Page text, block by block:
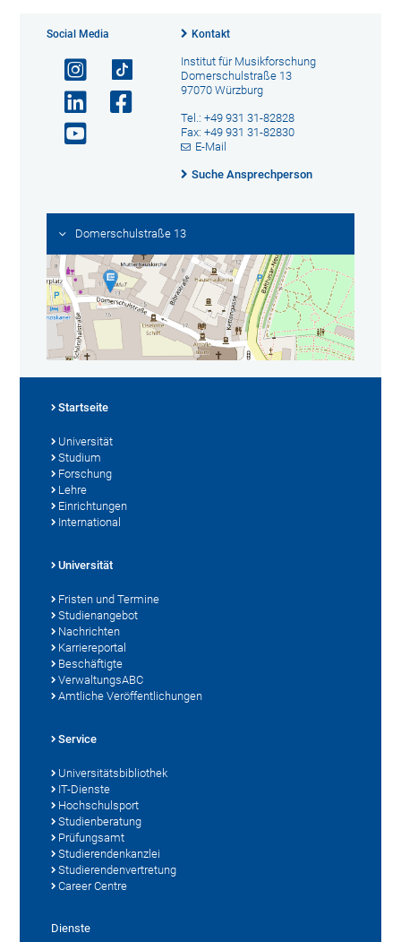
Social Media Kontakt
Institut für Musikforschung
Domerschulstraße 13
97070 Würzburg
Tel.: +49 931 31-82828
Fax: +49 931 31-82830
E-Mail
Suche Ansprechperson
Domerschulstraße 13
Startseite
Universität
Studium
Forschung
Lehre
Einrichtungen
International
Universität
Fristen und Termine
Studienangebot
Nachrichten
Karriereportal
Beschäftigte
VerwaltungsABC
Amtliche Veröffentlichungen
Service
Universitätsbibliothek
IT-Dienste
Hochschulsport
Studienberatung
Prüfungsamt
Studierendenkanzlei
Studierendenvertretung
Career Centre
Dienste